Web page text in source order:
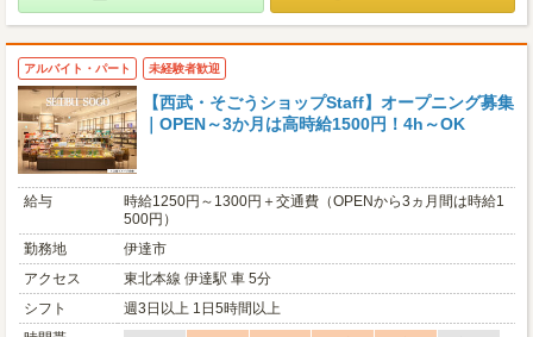
アルバイト・パート 未経験者歓迎
【西武・そごうショップStaff】オープニング募集
｜OPEN～3か月は高時給1500円！4h～OK
給与
時給1250円～1300円＋交通費（OPENから3ヵ月間は時給1
500円）
勤務地
伊達市
アクセス
東北本線 伊達駅 車 5分
シフト
週3日以上 1日5時間以上